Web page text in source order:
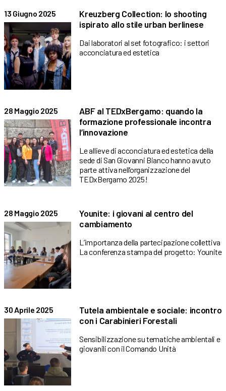
13 Giugno 2025
Kreuzberg Collection: lo shooting
ispirato allo stile urban berlinese
Dai laboratori al set fotografico: i settori
acconciatura ed estetica
28 Maggio 2025
ABF al TEDxBergamo: quando la
formazione professionale incontra
l’innovazione
Le allieve di acconciatura ed estetica della
sede di San Giovanni Bianco hanno avuto
parte attiva nell’organizzazione del
TEDxBergamo 2025!
28 Maggio 2025
Younite: i giovani al centro del
cambiamento
L’importanza della partecipazione collettiva
La conferenza stampa del progetto: Younite
30 Aprile 2025
Tutela ambientale e sociale: incontro
con i Carabinieri Forestali
Sensibilizzazione su tematiche ambientali e
giovanili con il Comando Unità